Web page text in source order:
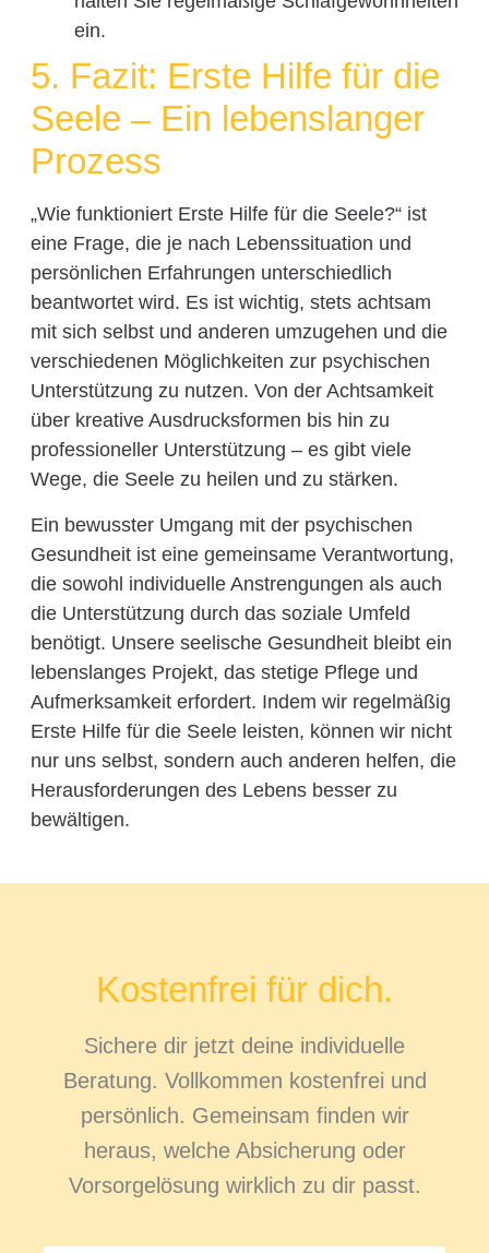
ein.
5. Fazit: Erste Hilfe für die
Seele – Ein lebenslanger
Prozess
„Wie funktioniert Erste Hilfe für die Seele?“ ist
eine Frage, die je nach Lebenssituation und
persönlichen Erfahrungen unterschiedlich
beantwortet wird. Es ist wichtig, stets achtsam
mit sich selbst und anderen umzugehen und die
verschiedenen Möglichkeiten zur psychischen
Unterstützung zu nutzen. Von der Achtsamkeit
über kreative Ausdrucksformen bis hin zu
professioneller Unterstützung – es gibt viele
Wege, die Seele zu heilen und zu stärken.
Ein bewusster Umgang mit der psychischen
Gesundheit ist eine gemeinsame Verantwortung,
die sowohl individuelle Anstrengungen als auch
die Unterstützung durch das soziale Umfeld
benötigt. Unsere seelische Gesundheit bleibt ein
lebenslanges Projekt, das stetige Pflege und
Aufmerksamkeit erfordert. Indem wir regelmäßig
Erste Hilfe für die Seele leisten, können wir nicht
nur uns selbst, sondern auch anderen helfen, die
Herausforderungen des Lebens besser zu
bewältigen.
Kostenfrei für dich.
Sichere dir jetzt deine individuelle
Beratung. Vollkommen kostenfrei und
persönlich. Gemeinsam finden wir
heraus, welche Absicherung oder
Vorsorgelösung wirklich zu dir passt.